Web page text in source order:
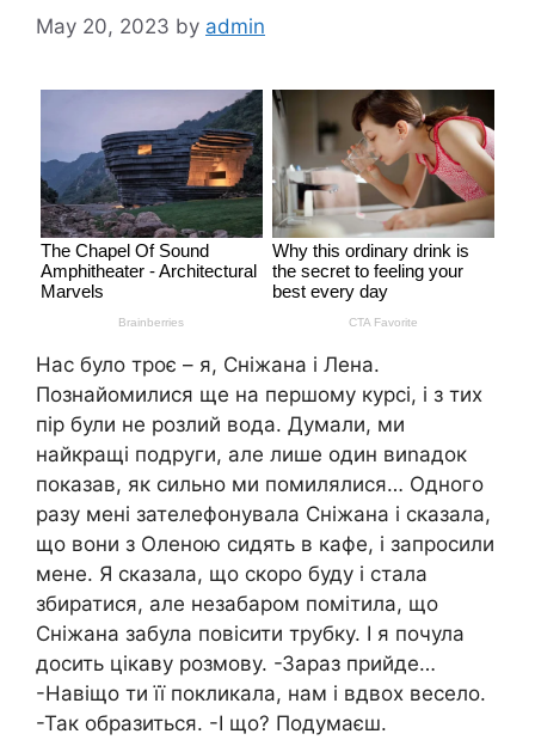
May 20, 2023 by admin
Нас було троє – я, Сніжана і Лена.
Познайомилися ще на першому курсі, і з тих
пір були не розлий вода. Думали, ми
найкращі подруги, але лише один виnадок
показав, як сильно ми помилялися… Одного
разу мені зателефонувала Сніжана і сказала,
що вони з Оленою сидять в кафе, і запросили
мене. Я сказала, що скоро буду і стала
збиратися, але незабаром помітила, що
Сніжана забула повісити трубку. І я почула
досить цікаву розмову. -Зараз прийде…
-Навіщо ти її покликала, нам і вдвох весело.
-Так образиться. -І що? Подумаєш.